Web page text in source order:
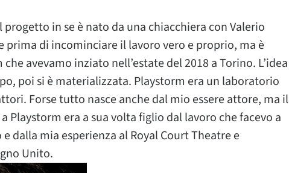
in se è nato da una chiacchiera con Valerio
prima di incominciare il lavoro vero e proprio, ma è
avevamo inziato nell’estate del 2018 a Torino. L’idea
poi si è materializzata. Playstorm era un laboratorio
Forse tutto nasce anche dal mio essere attore, ma il
Playstorm era a sua volta figlio dal lavoro che facevo a
dalla mia esperienza al Royal Court Theatre e
Unito.